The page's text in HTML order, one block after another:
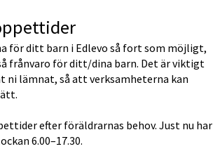
för ditt barn i Edlevo så fort som möjligt,
frånvaro för ditt/dina barn. Det är viktigt
ni lämnat, så att verksamheterna kan
efter föräldrarnas behov. Just nu har
6.00–17.30.